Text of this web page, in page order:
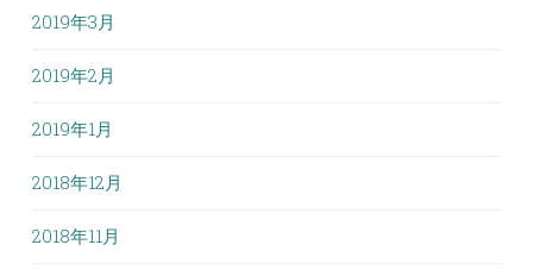
2019年3月
2019年2月
2019年1月
2018年12月
2018年11月